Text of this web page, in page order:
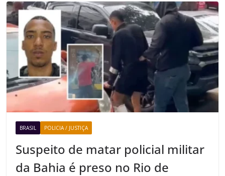
BRASIL POLICIA / JUSTIÇA
Suspeito de matar policial militar
da Bahia é preso no Rio de